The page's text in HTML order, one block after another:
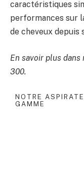
caractéristiques
performances sur
de cheveux depuis
En savoir plus
300.
NOTRE
GAMME